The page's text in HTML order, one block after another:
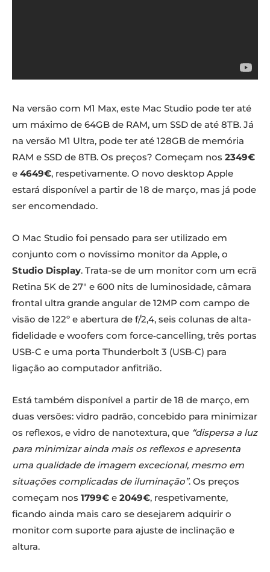
Na versão com M1 Max, este Mac Studio pode ter até
um máximo de 64GB de RAM, um SSD de até 8TB. Já
na versão M1 Ultra, pode ter até 128GB de memória
RAM e SSD de 8TB. Os preços? Começam nos 2349€
e 4649€, respetivamente. O novo desktop Apple
estará disponível a partir de 18 de março, mas já pode
ser encomendado.
O Mac Studio foi pensado para ser utilizado em
conjunto com o novíssimo monitor da Apple, o
Studio Display. Trata-se de um monitor com um ecrã
Retina 5K de 27″ e 600 nits de luminosidade, câmara
frontal ultra grande angular de 12MP com campo de
visão de 122º e abertura de f/2,4, seis colunas de alta-
fidelidade e woofers com force‑cancelling, três portas
USB-C e uma porta Thunderbolt 3 (USB‑C) para
ligação ao computador anfitrião.
Está também disponível a partir de 18 de março, em
duas versões: vidro padrão, concebido para minimizar
os reflexos, e vidro de nanotextura, que “dispersa a luz
para minimizar ainda mais os reflexos e apresenta
uma qualidade de imagem excecional, mesmo em
situações complicadas de iluminação”. Os preços
começam nos 1799€ e 2049€, respetivamente,
ficando ainda mais caro se desejarem adquirir o
monitor com suporte para ajuste de inclinação e
altura.